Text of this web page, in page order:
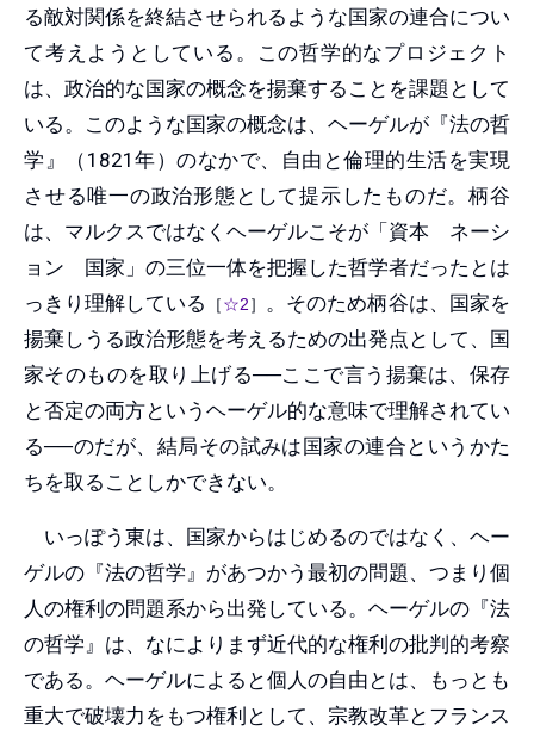
る敵対関係を終結させられるような国家の連合につい
て考えようとしている。この哲学的なプロジェクト
は、政治的な国家の概念を揚棄することを課題として
いる。このような国家の概念は、ヘーゲルが『法の哲
学』（1821年）のなかで、自由と倫理的生活を実現
させる唯一の政治形態として提示したものだ。柄谷
は、マルクスではなくヘーゲルこそが「資本゠ネーシ
ョン゠国家」の三位一体を把握した哲学者だったとは
っきり理解している
［ ☆2 ］
。そのため柄谷は、国家を
揚棄しうる政治形態を考えるための出発点として、国
家そのものを取り上げる──ここで言う揚棄は、保存
と否定の両方というヘーゲル的な意味で理解されてい
る──のだが、結局その試みは国家の連合というかた
ちを取ることしかできない。
いっぽう東は、国家からはじめるのではなく、ヘー
ゲルの『法の哲学』があつかう最初の問題、つまり個
人の権利の問題系から出発している。ヘーゲルの『法
の哲学』は、なによりまず近代的な権利の批判的考察
である。ヘーゲルによると個人の自由とは、もっとも
重大で破壊力をもつ権利として、宗教改革とフランス